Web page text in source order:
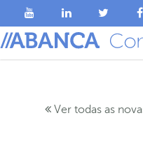
Ver todas as